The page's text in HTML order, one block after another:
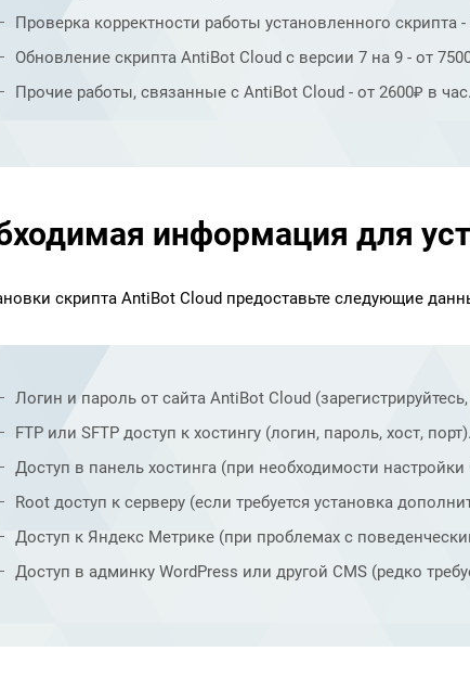
Проверка корректности работы установленного скрипта -
Обновление скрипта AntiBot Cloud с версии 7 на 9 - от
Прочие работы, связанные с AntiBot Cloud - от 2600₽ в час.
информация для
скрипта AntiBot Cloud предоставьте следующие
Логин и пароль от сайта AntiBot Cloud
FTP или SFTP доступ к хостингу (логин, пароль, хост, порт).
Доступ в панель хостинга (при необходимости настройки
Root доступ к серверу (если требуется установка
Доступ к Яндекс Метрике (при проблемах с
Доступ в админку WordPress или другой CMS (редко